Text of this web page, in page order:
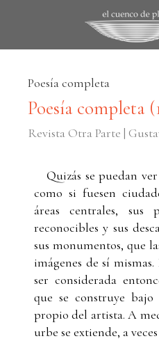
Poesía completa
Poesía completa
Revista Otra Parte |
Quizás se puedan
como si fuesen
áreas centrales, sus
reconocibles y sus
sus monumentos, que
imágenes de sí
ser considerada
que se construye
propio del artista. A
urbe se extiende, a